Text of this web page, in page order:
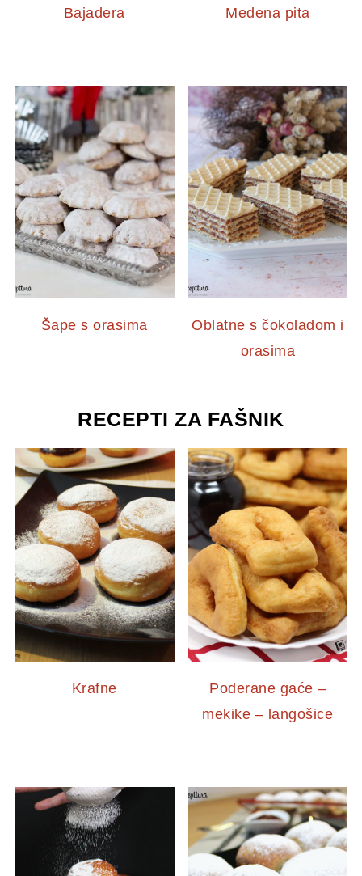
Bajadera Medena pita
Šape s orasima
Oblatne s čokoladom i
orasima
RECEPTI ZA FAŠNIK
Krafne
Poderane gaće –
mekike – langošice